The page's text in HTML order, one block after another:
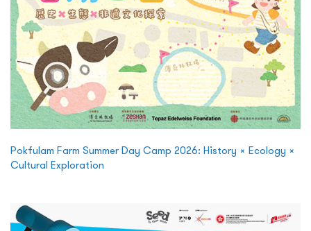
Pokfulam Farm Summer Day Camp 2026: History × Ecology ×
Cultural Exploration